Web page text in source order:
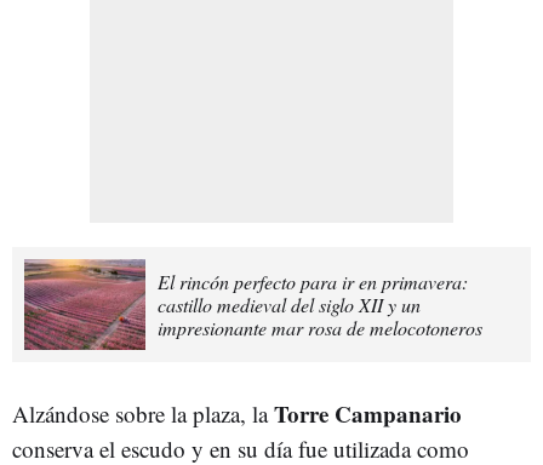
El rincón perfecto para ir en primavera:
castillo medieval del siglo XII y un
impresionante mar rosa de melocotoneros
Alzándose sobre la plaza, laTorre Campanario
conserva el escudo y en su día fue utilizada como